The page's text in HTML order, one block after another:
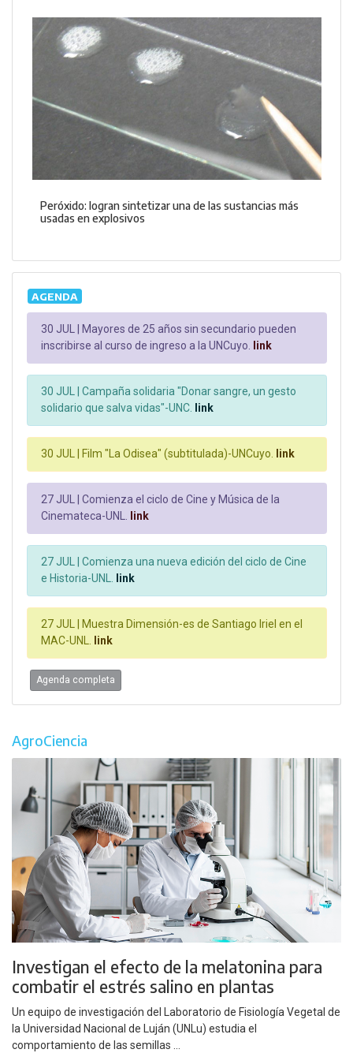
Peróxido: logran sintetizar una de las sustancias más
usadas en explosivos
AGENDA
30 JUL |
Mayores de 25 años sin secundario pueden
inscribirse al curso de ingreso a la UNCuyo.
link
30 JUL |
Campaña solidaria "Donar sangre, un gesto
solidario que salva vidas"-UNC.
link
30 JUL | Film "La Odisea" (subtitulada)-UNCuyo. link
27 JUL |
Comienza el ciclo de Cine y Música de la
Cinemateca-UNL.
link
27 JUL |
Comienza una nueva edición del ciclo de Cine
e Historia-UNL.
link
27 JUL |
Muestra Dimensión-es de Santiago Iriel en el
MAC-UNL.
link
Agenda completa
AgroCiencia
Investigan el efecto de la melatonina para
combatir el estrés salino en plantas
Un equipo de investigación del Laboratorio de Fisiología Vegetal de
la Universidad Nacional de Luján (UNLu) estudia el
comportamiento de las semillas ...